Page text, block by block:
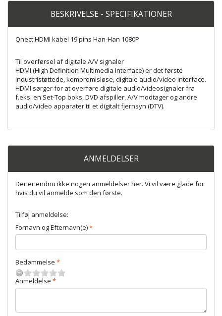
BESKRIVELSE - SPECIFIKATIONER
Qnect HDMI kabel 19 pins Han-Han 1080P
Til overførsel af digitale A/V signaler
HDMI (High Definition Multimedia Interface) er det første
industristøttede, kompromisløse, digitale audio/video interface.
HDMI sørger for at overføre digitale audio/videosignaler fra
f.eks. en Set-Top boks, DVD afspiller, A/V modtager og andre
audio/video apparater til et digitalt fjernsyn (DTV).
ANMELDELSER
Der er endnu ikke nogen anmeldelser her. Vi vil være glade for
hvis du vil anmelde som den første.
Tilføj anmeldelse:
Fornavn og Efternavn(e)
Bedømmelse
Anmeldelse